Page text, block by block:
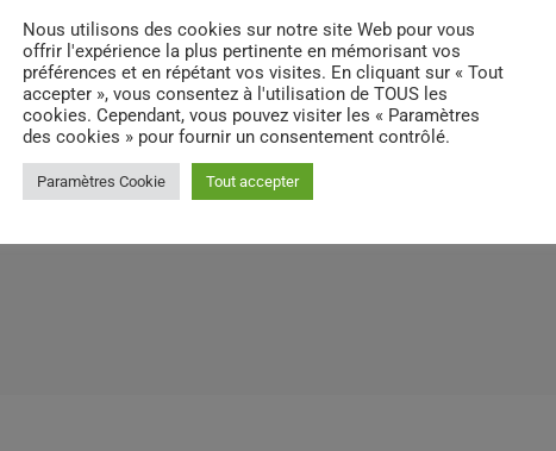
Nous utilisons des cookies sur notre site Web pour vous
offrir l'expérience la plus pertinente en mémorisant vos
préférences et en répétant vos visites. En cliquant sur « Tout
accepter », vous consentez à l'utilisation de TOUS les
cookies. Cependant, vous pouvez visiter les « Paramètres
des cookies » pour fournir un consentement contrôlé.
Paramètres Cookie Tout accepter